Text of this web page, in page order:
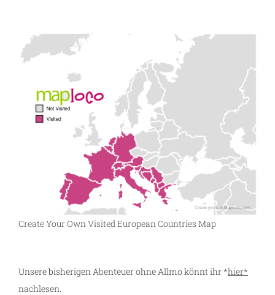
Create Your Own Visited European Countries Map
Unsere bisherigen Abenteuer ohne Allmo könnt ihr *hier*
nachlesen.